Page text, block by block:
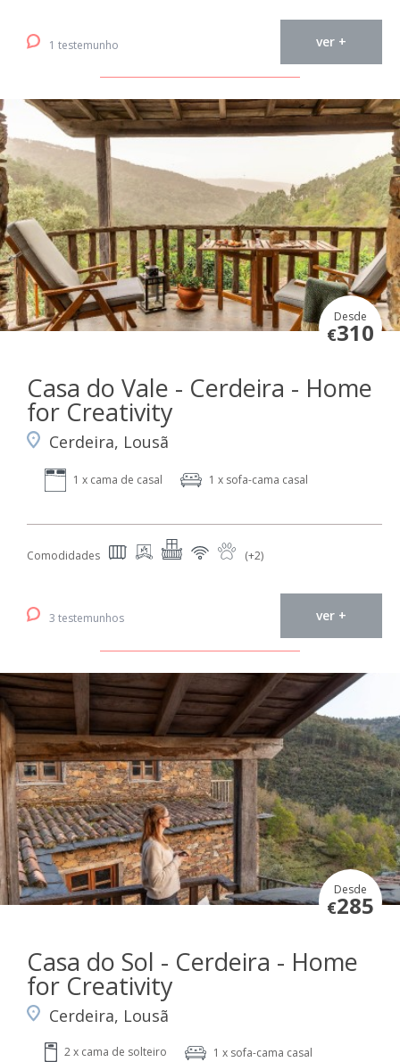
1 testemunho ver +
Desde
€310
Casa do Vale - Cerdeira - Home
for Creativity
Cerdeira, Lousã
1 x cama de casal 1 x sofa-cama casal
Comodidades (+2)
3 testemunhos ver +
Desde
€285
Casa do Sol - Cerdeira - Home
for Creativity
Cerdeira, Lousã
2 x cama de solteiro 1 x sofa-cama casal